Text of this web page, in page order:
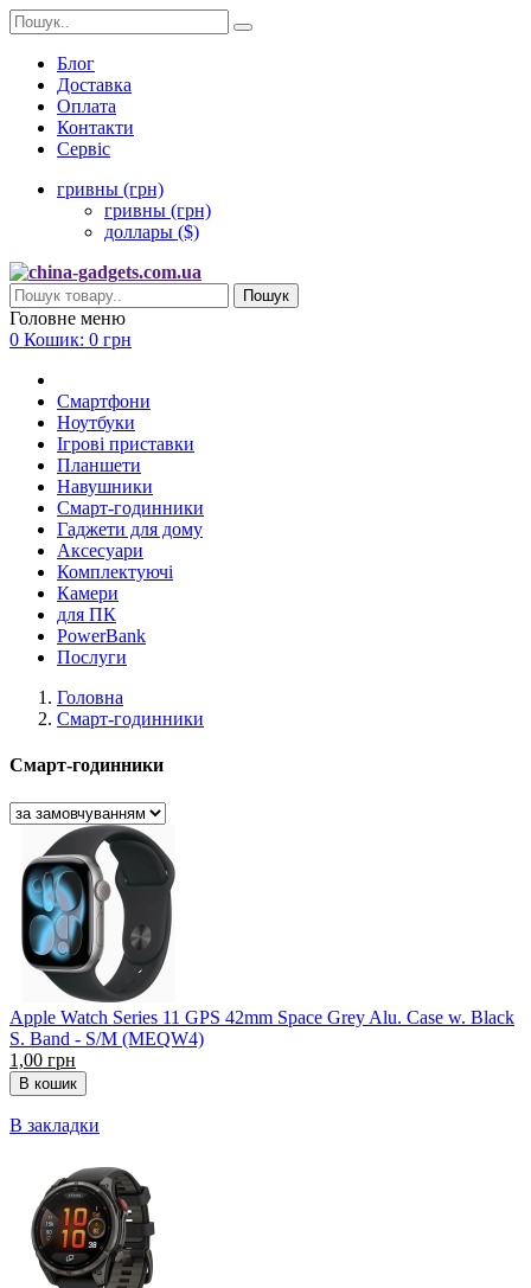
Блог
Доставка
Оплата
Контакти
Сервіс
гривны (грн)
гривны (грн)
доллары ($)
Пошук
Головне меню
0 Кошик: 0 грн
Смартфони
Ноутбуки
Ігрові приставки
Планшети
Навушники
Смарт-годинники
Гаджети для дому
Аксесуари
Комплектуючі
Камери
для ПК
PowerBank
Послуги
Головна
Смарт-годинники
Смарт-годинники
Apple Watch Series 11 GPS 42mm Space Grey Alu. Case w. Black
S. Band - S/M (MEQW4)
1,00 грн
В закладки